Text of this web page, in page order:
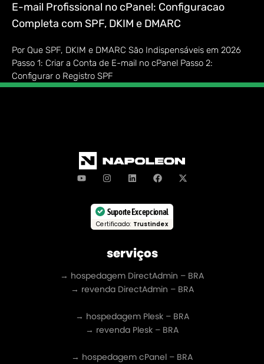
E-mail Profissional no cPanel: Configuracao
Completa com SPF, DKIM e DMARC
Por Que SPF, DKIM e DMARC São Indispensáveis em 2026
Passo 1: Criar a Conta de E-mail no cPanel Passo 2:
Configurar o Registro SPF
Suporte Excepcional
Certificado: Trustindex
serviços
→ hospedagem DirectAdmin – BRA
→ revenda DirectAdmin – BRA
→ hospedagem Plesk – BRA
→ revenda Plesk – BRA
→ hospedagem cPanel – BRA